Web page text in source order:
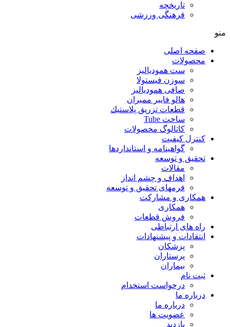
تاريخچه
فرهنگی ورزشی
صفحه اصلی
محصولات
ست همودیالیز
سوزن فیستولا
صافی همودیالیز
هالو فایبر ممبران
قطعات تزريق پلاستيك
ساخت Tube
کاتالوگ محصولات
کنترل کیفیت
گواهينامه و استانداردها
تحقيق و توسعه
مقالات
اهداف و چشم انداز
فرمهای تحقیق و توسعه
همکاری و مشارکت
همکاری
فروش قطعات
راه های ارتباطی
انتقادات و پيشنهادات
پزشكان
پرستاران
بيماران
ثبت نام
درخواست استخدام
درباره ما
درباره ما
عضویت ها
بازدید